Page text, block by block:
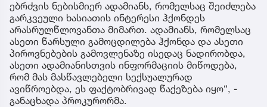
ებრძვის ნებისმიერ ადამიანს, რომელსაც შეიძლება
გარკვეული ხასიათის ინტერესი ჰქონდეს
არასრულწლოვანთა მიმართ. ადამიანს, რომელსაც
ასეთი წარსული გამოცდილება ჰქონდა და ასეთი
პიროვნებების გამოვლენაზე ისედაც ნადირობდა,
ასეთი ადამიანისთვის ინფორმაციის მიწოდება,
რომ მას მასწავლებელი სექსუალურად
ავიწროებდა, ეს ფაქტობრივად წაქეზება იყო“, -
განაცხადა პროკურორმა.